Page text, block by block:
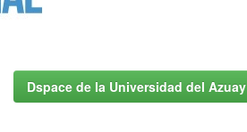
Dspace de la Universidad del Azuay